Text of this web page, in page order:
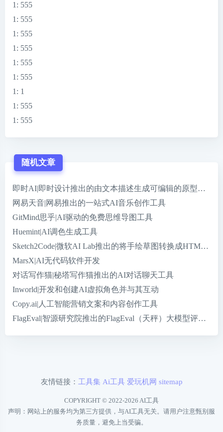
1 : 555
1 : 555
1 : 555
1 : 555
1 : 555
1 : 555
1 : 1
1 : 555
1 : 555
随机文章
即时AI|即时设计推出的由文本描述生成可编辑的原型设计稿
网易天音|网易推出的一站式AI音乐创作工具
GitMind思乎|AI驱动的免费思维导图工具
Huemint|AI调色生成工具
Sketch2Code|微软AI Lab推出的将手绘草图转换成HTML代
MarsX|AI无代码软件开发
对话写作猫|秘塔写作猫推出的AI对话聊天工具
Inworld|开发和创建AI虚拟角色并与其互动
Copy.ai|人工智能营销文案和内容创作工具
FlagEval|智源研究院推出的FlagEval（天秤）大模型评测平台
友情链接： 工具集 Ai工具 爱玩机网 sitemap
COPYRIGHT © 2022-2026 AI工具
声明：网站上的服务均为第三方提供，与AI工具无关。请用户注意甄别服
务质量，避免上当受骗。